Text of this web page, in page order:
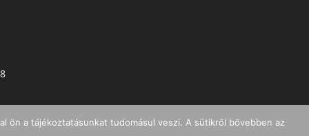
ön a tájékoztatásunkat tudomásul veszi. A sütikről bővebben az